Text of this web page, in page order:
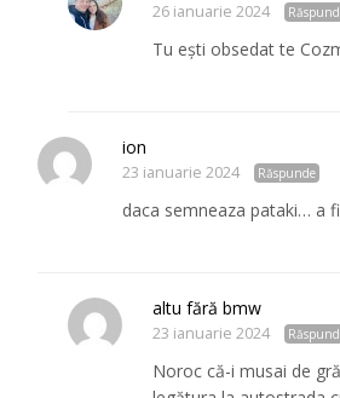
26 ianuarie 2024
Tu ești obsedat te
ion
23 ianuarie 2024 Răspunde
daca semneaza pataki… a
altu fără bmw
23 ianuarie 2024
Noroc că-i musai de